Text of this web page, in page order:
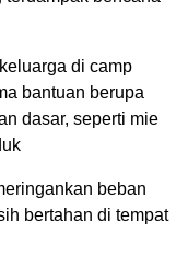
di camp
bantuan berupa
dasar, seperti mie
beban
bertahan di tempat